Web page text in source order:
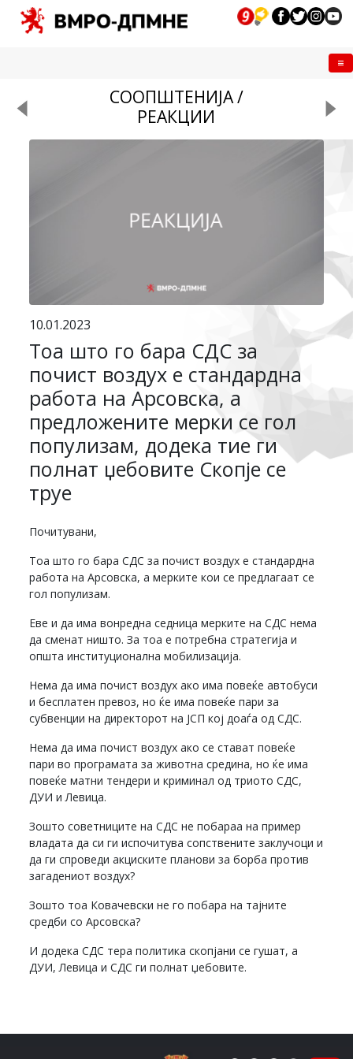
СООПШТЕНИЈА /
РЕАКЦИИ
10.01.2023
Тоа што го бара СДС за
почист воздух е стандардна
работа на Арсовска, а
предложените мерки се гол
популизам, додека тие ги
полнат џебовите Скопје се
труе
Почитувани,
Тоа што го бара СДС за почист воздух е стандардна
работа на Арсовска, а мерките кои се предлагаат се
гол популизам.
Еве и да има вонредна седница мерките на СДС нема
да сменат ништо. За тоа е потребна стратегија и
општа институционална мобилизација.
Нема да има почист воздух ако има повеќе автобуси
и бесплатен превоз, но ќе има повеќе пари за
субвенции на директорот на ЈСП кој доаѓа од СДС.
Нема да има почист воздух ако се стават повеќе
пари во програмата за животна средина, но ќе има
повеќе матни тендери и криминал од триото СДС,
ДУИ и Левица.
Зошто советниците на СДС не побараа на пример
владата да си ги испочитува сопствените заклучоци и
да ги спроведи акциските планови за борба против
загадениот воздух?
Зошто тоа Ковачевски не го побара на тајните
средби со Арсовска?
И додека СДС тера политика скопјани се гушат, а
ДУИ, Левица и СДС ги полнат џебовите.